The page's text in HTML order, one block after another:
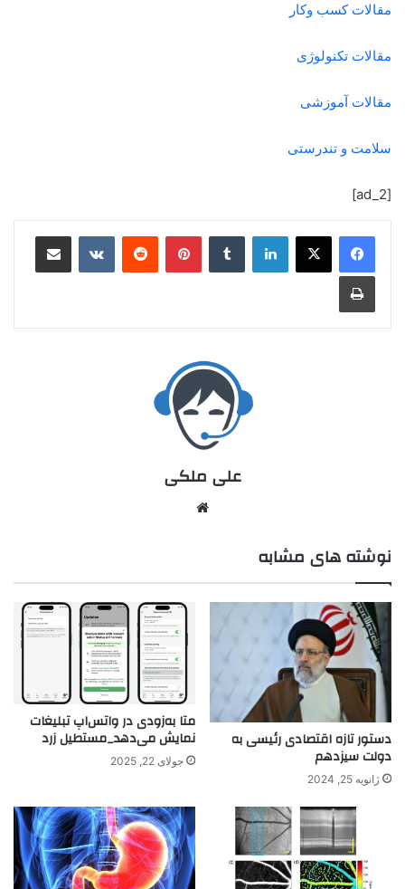
مقالات کسب وکار
مقالات تکنولوژی
مقالات آموزشی
سلامت و تندرستی
[ad_2]
علی ملکی
نوشته های مشابه
دستور تازه اقتصادی رئیسی به
دولت سیزدهم
ژانویه 25, 2024
متا به‌زودی در واتس‌اپ تبلیغات
نمایش می‌دهد_مستطیل زرد
جولای 22, 2025